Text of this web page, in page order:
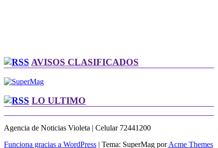
AVISOS CLASIFICADOS
LO ULTIMO
Agencia de Noticias Violeta | Celular 72441200
Funciona gracias a WordPress | Tema: SuperMag porAcme Themes